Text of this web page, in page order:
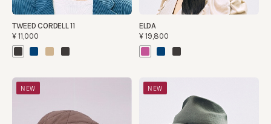
TWEED CORDELL 11
¥11,000
ELDA
¥19,800
NEW NEW